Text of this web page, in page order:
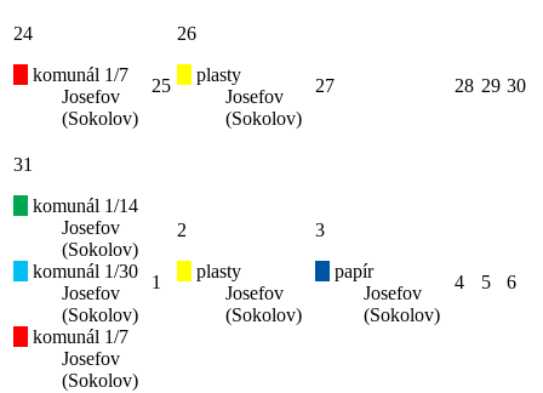
24
komunál 1/7
Josefov
(Sokolov)
25
26
plasty
Josefov
(Sokolov)
27 28 29 30
31
komunál 1/14
Josefov
(Sokolov)
komunál 1/30
Josefov
(Sokolov)
komunál 1/7
Josefov
(Sokolov)
1
2
plasty
Josefov
(Sokolov)
3
papír
Josefov
(Sokolov)
4 5 6